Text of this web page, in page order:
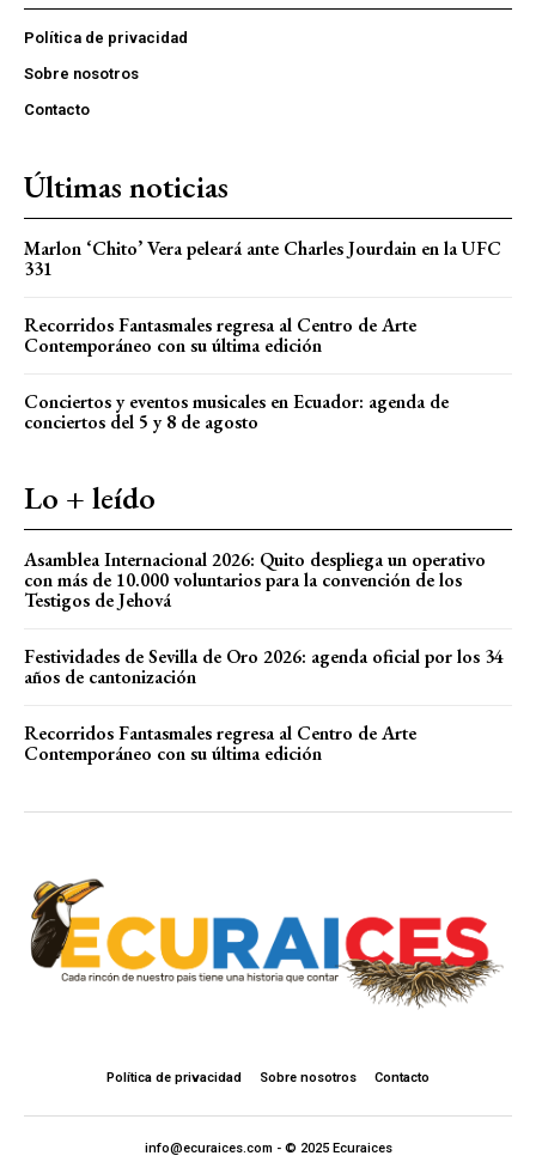
Política de privacidad
Sobre nosotros
Contacto
Últimas noticias
Marlon ‘Chito’ Vera peleará ante Charles Jourdain en la UFC
331
Recorridos Fantasmales regresa al Centro de Arte
Contemporáneo con su última edición
Conciertos y eventos musicales en Ecuador: agenda de
conciertos del 5 y 8 de agosto
Lo + leído
Asamblea Internacional 2026: Quito despliega un operativo
con más de 10.000 voluntarios para la convención de los
Testigos de Jehová
Festividades de Sevilla de Oro 2026: agenda oficial por los 34
años de cantonización
Recorridos Fantasmales regresa al Centro de Arte
Contemporáneo con su última edición
Política de privacidad Sobre nosotros Contacto
info@ecuraices.com - © 2025 Ecuraices